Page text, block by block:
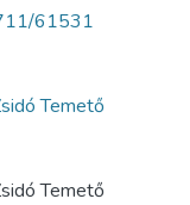
61531
Temető
Temető